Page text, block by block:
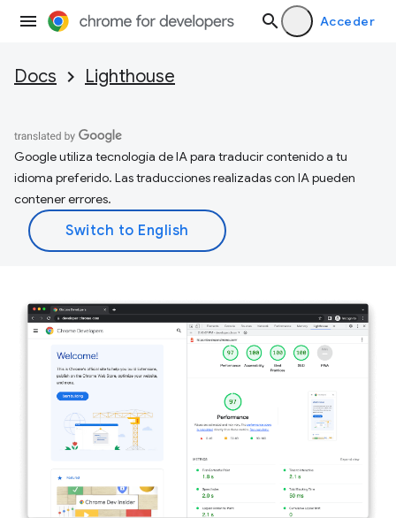
Acceder
Docs Lighthouse
Google utiliza tecnología de IA para traducir contenido a tu
idioma preferido. Las traducciones realizadas con IA pueden
contener errores.